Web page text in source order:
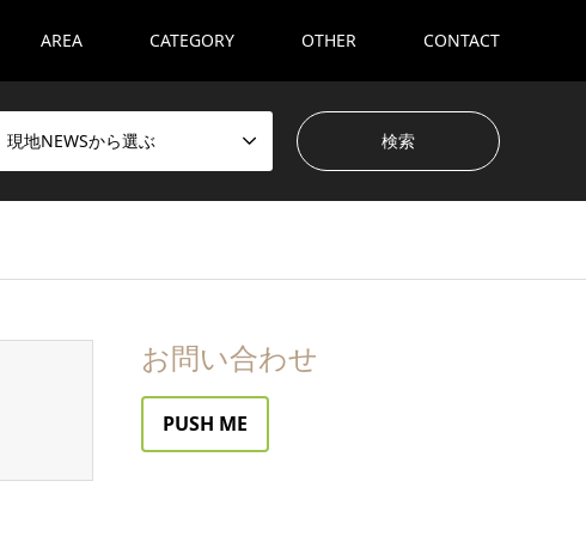
AREA CATEGORY OTHER CONTACT
現地NEWSから選ぶ
お問い合わせ
PUSH ME